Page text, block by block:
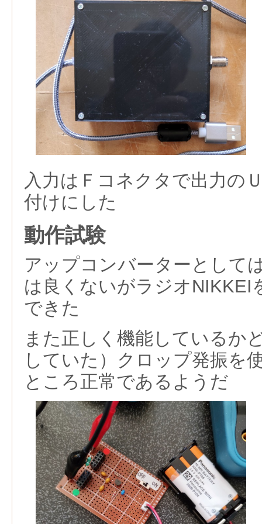
入力はＦコネクタで出力の
付けにした
動作試験
アップコンバーターとして
は良くないがラジオNIKKEI
できた
また正しく機能しているか
していた）クロップ発振を
ところ正常であるようだ